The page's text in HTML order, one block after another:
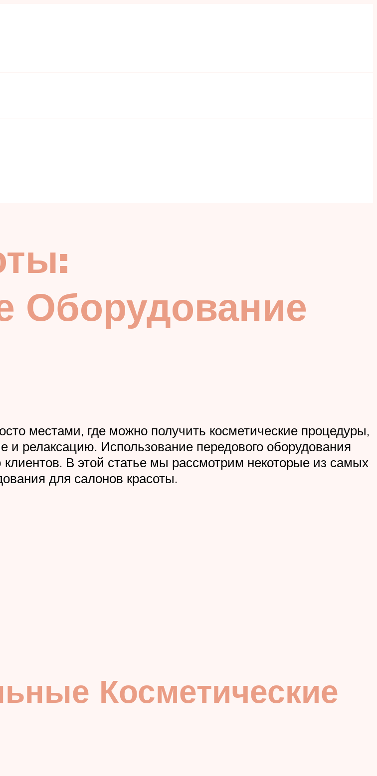
Оборудование
местами, где можно получить косметические процедуры,
и релаксацию. Использование передового оборудования
В этой статье мы рассмотрим некоторые из самых
для салонов красоты.
Косметические